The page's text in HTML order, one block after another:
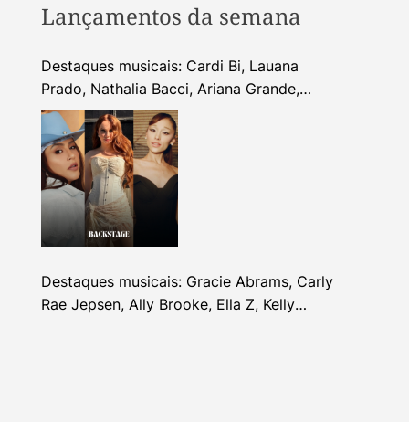
Lançamentos da semana
Destaques musicais: Cardi Bi, Lauana
Prado, Nathalia Bacci, Ariana Grande,
Alhocca, Dhi Ribeiro e mais
Destaques musicais: Gracie Abrams, Carly
Rae Jepsen, Ally Brooke, Ella Z, Kelly